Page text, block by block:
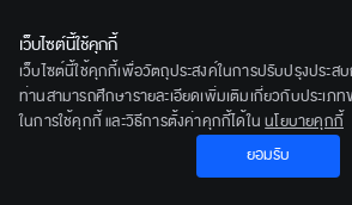
ข่าวประชาสัมพันธ์
เกี่ยวกับเรา
BEC World
รู้จักเรา
ติดตามเราได้ที่
© 2020 Bangkok Entertainment Co.,Ltd.
Powered by BECi
เว็บไซต์นี้ใช้คุกกี้
เว็บไซต์นี้ใช้คุกกี้เพื่อวัตถุประสงค์ในการปรับปรุงประส
ท่านสามารถศึกษารายละเอียดเพิ่มเติมเกี่ยวกับประเภ
ในการใช้คุกกี้ และวิธีการตั้งค่าคุกกี้ได้ใน นโยบายคุกกี้
ยอมรับ